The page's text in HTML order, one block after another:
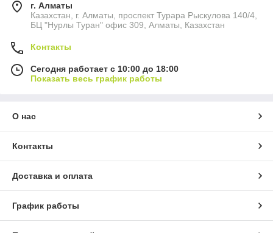
г. Алматы
Казахстан, г. Алматы, проспект Турара Рыскулова 140/4,
БЦ "Нурлы Туран" офис 309, Алматы, Казахстан
Контакты
Сегодня работает с 10:00 до 18:00
Показать весь график работы
О нас
Контакты
Доставка и оплата
График работы